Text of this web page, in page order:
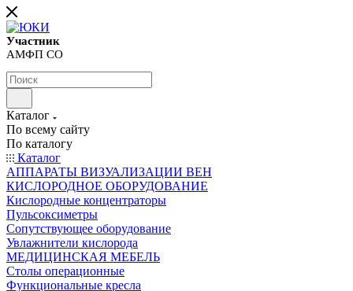
Участник
АМФП СО
Каталог
По всему сайту
По каталогу
Каталог
АППАРАТЫ ВИЗУАЛИЗАЦИИ ВЕН
КИСЛОРОДНОЕ ОБОРУДОВАНИЕ
Кислородные концентраторы
Пульсоксиметры
Сопутствующее оборудование
Увлажнители кислорода
МЕДИЦИНСКАЯ МЕБЕЛЬ
Столы операционные
Функциональные кресла